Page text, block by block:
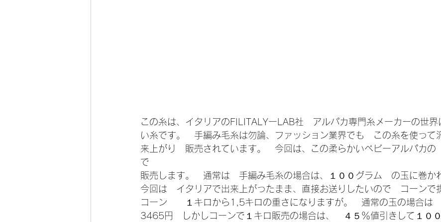
この糸は、イタリアのFILITALYーLAB社　アルパカ専門糸メーカーの世界
い糸です。　手編み毛糸は勿論、ファッション業界でも　この糸を使って
来上がり　販売されています。　今回は、この柔らかいベビーアルパカの
で
販売します。　通常は　手編み毛糸の場合は、１００グラム　の玉に巻
今回は　イタリアで出来上がったまま、直接お送りしたいので　コーンで
コーン　　１キロから1,5キロの重さになりますが。　通常の玉の場合は
3465円　しかしコーンで１キロ販売の場合は、　４５％値引きして１０